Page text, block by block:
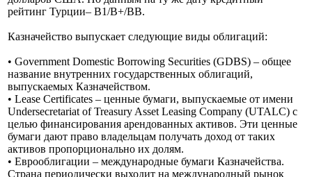
по данным Cbonds на 30.06.2019 находятся более 700
Казначейством на общий объём эквивалентный 187 млрд.
рейтинг Турции– B1/B+/BB.
Казначейство выпускает следующие виды облигаций:
• Government Domestic Borrowing Securities (GDBS) – общее
название внутренних государственных облигаций,
выпускаемых Казначейством.
• Lease Certificates – ценные бумаги, выпускаемые от имени
Undersecretariat of Treasury Asset Leasing Company (UTALC) с
целью финансирования арендованных активов. Эти ценные